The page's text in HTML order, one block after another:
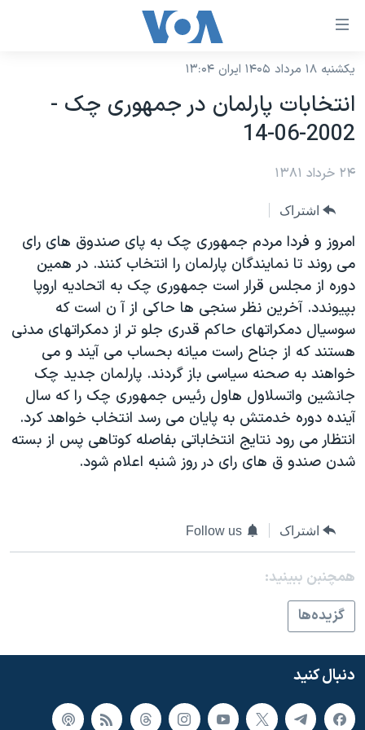
لینکهای
دسترسی
جهش
محتوای
اصلی
صفحه
اصلی
جهش
به
جستجو
نسخه سبک وب‌سایت
موضوع ها
ایران
آمریکا
ورزشی
گزیده‌ها
ویژه برنامه‌ها
ویدیوها
فرهنگ و زندگی
حقوق شهروندی
اقتصادی
علم و فناوری
گالری عکس
آرشیو پخش زنده
برنامه های تلویزیونی
جدول برنامه ها
صفحه‌های ویژه
جام جهانی ۲۰۲۶
عملیات خشم حماسی
۲۵۰سالگی آمریکا
بایگانی برنامه‌های تلویزیونی
مستندها
انتخابات ریاست جمهوری آمریکا ۲۰۲۴
حمله جمهوری اسلامی به اسرائیل
رمز مهسا
اعتراضات زن، زندگی، آزادی
مجموعه مستندهای دادخواهی
تریبونال مردمی آبان ۹۸
دادگاه حمید نوری
قانون شفافیت دارائی کادر رهبری ایران
اعتراضات مردمی آبان ۹۸
فرکانس‌های صدای آمریکا
پخش رادیویی
یادگیری زبان انگلیسی
دنبال کنید
یکشنبه ۱۸ مرداد ۱۴۰۵ ایران ۱۳:۰۴
انتخابات پارلمان در جمهوری چک -
2002-06-14
۲۴ خرداد ۱۳۸۱
اشتراک
امروز و فردا مردم جمهوری چک به پای صندوق های رای
می روند تا نمايندگان پارلمان را انتخاب کنند. در همين
دوره از مجلس قرار است جمهوری چک به اتحاديه اروپا
بپيوندد. آخرين نظر سنجی ها حاکی از آ ن است که
سوسيال دمکراتهای حاکم قدری جلو تر از دمکراتهای مدنی
هستند که از جناح راست ميانه بحساب می آيند و می
خواهند به صحنه سياسی باز گردند. پارلمان جديد چک
جانشين واتسلاول هاول رئيس جمهوری چک را که سال
آينده دوره خدمتش به پايان می رسد انتخاب خواهد کرد.
انتظار می رود نتايج انتخاباتی بفاصله کوتاهی پس از بسته
شدن صندو ق های رای در روز شنبه اعلام شود.
اشتراک Follow us
همچنبن ببینید:
گزيده‌ها
دنبال کنید